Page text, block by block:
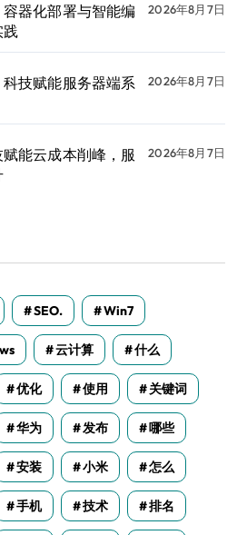
器化部署与智能编
2026年8月7日
技赋能服务器端系
2026年8月7日
能云成本削峰，服
2026年8月7日
SEO. Win7
云计算 什么
优化 使用 关键词
华为 发布 哪些
安装 小米 怎么
手机 技术 排名